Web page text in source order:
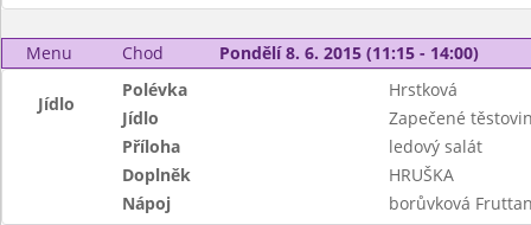
Menu Chod Pondělí 8. 6. 2015 (11:15 - 14:00)
Jídlo
Polévka
Hrstková
Jídlo
Zapečené
Příloha
ledový salát
Doplněk
HRUŠKA
Nápoj
borůvková